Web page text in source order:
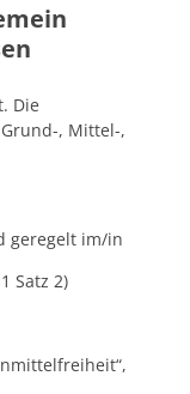
Die
, Mittel-,
geregelt im/in
Satz 2)